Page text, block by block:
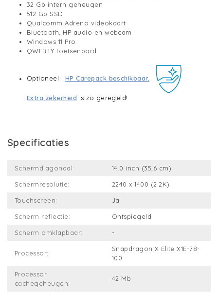
32 Gb intern geheugen
512 Gb SSD
Qualcomm Adreno videokaart
Bluetooth, HP audio en webcam
Windows 11 Pro
QWERTY toetsenbord
Optioneel : HP Carepack beschikbaar.
Extra zekerheid is zo geregeld!
Specificaties
Schermdiagonaal: 14.0 inch (35,6 cm)
Schermresolutie: 2240 x 1400 (2.2K)
Touchscreen: Ja
Scherm reflectie: Ontspiegeld
Scherm omklapbaar: -
Processor:
Snapdragon X Elite X1E-78-
100
Processor
cachegeheugen:
42 Mb